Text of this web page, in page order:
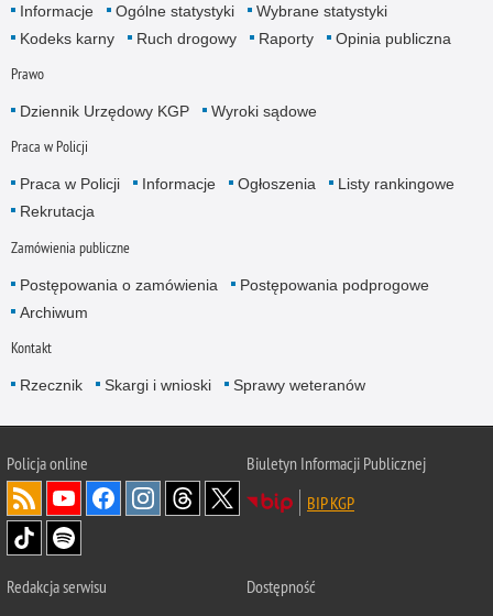
Informacje Ogólne statystyki
Wybrane statystyki
Kodeks karny
Ruch drogowy Raporty Opinia publiczna
Prawo
Dziennik Urzędowy KGP Wyroki sądowe
Praca w Policji
Praca w Policji Informacje Ogłoszenia
Listy rankingowe
Rekrutacja
Zamówienia publiczne
Postępowania o zamówienia
Postępowania podprogowe
Archiwum
Kontakt
Rzecznik Skargi i wnioski Sprawy weteranów
Policjaonline
Biuletyn Informacji Publicznej
BIP KGP
Redakcja serwisu
Dostępność